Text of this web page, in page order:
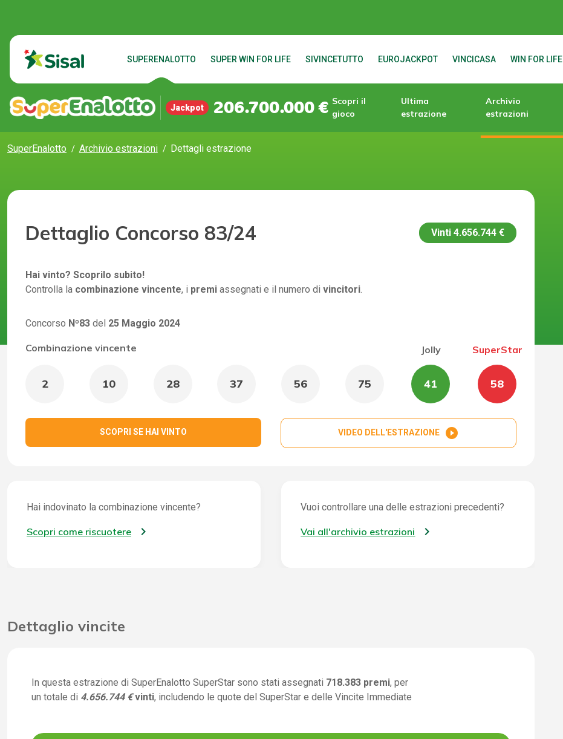
SUPERENALOTTO SUPER WIN FOR LIFE SIVINCETUTTO EUROJACKPOT VINCICASA WIN FOR LIFE
Jackpot 206.700.000 € Scopri il
gioco
Ultima
estrazione
Archivio
estrazioni
SuperEnalotto Archivio estrazioni Dettagli estrazione
Dettaglio Concorso 83/24 Vinti 4.656.744 €
Hai vinto? Scoprilo subito!
Controlla la combinazione vincente, i premi assegnati e il numero di vincitori.
Concorso Nº83 del 25 Maggio 2024
Combinazione vincente
2 10 28 37 56 75
Jolly
41
SuperStar
58
SCOPRI SE HAI VINTO VIDEO DELL'ESTRAZIONE play_circle_filled
Hai indovinato la combinazione vincente?
Scopri come riscuotere
Vuoi controllare una delle estrazioni precedenti?
Vai all'archivio estrazioni
Dettaglio vincite
In questa estrazione di SuperEnalotto SuperStar sono stati assegnati 718.383 premi, per
un totale di 4.656.744 € vinti, includendo le quote del SuperStar e delle Vincite Immediate